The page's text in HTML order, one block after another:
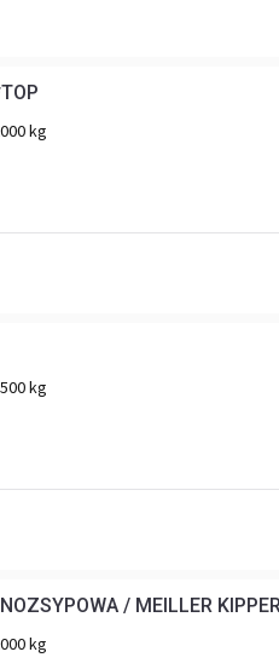
kg
kg
/ MEILLER
kg